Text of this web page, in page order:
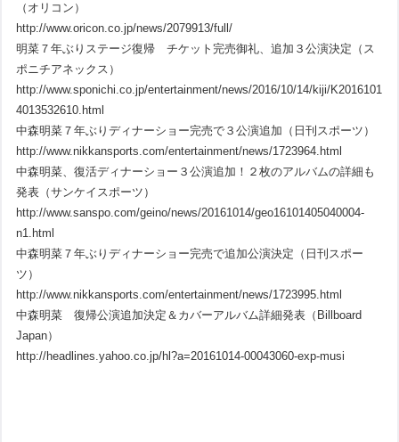
（オリコン）
http://www.oricon.co.jp/news/2079913/full/
明菜７年ぶりステージ復帰 チケット完売御礼、追加３公演決定（ス
ポニチアネックス）
http://www.sponichi.co.jp/entertainment/news/2016/10/14/kiji/K2016101
4013532610.html
中森明菜７年ぶりディナーショー完売で３公演追加（日刊スポーツ）
http://www.nikkansports.com/entertainment/news/1723964.html
中森明菜、復活ディナーショー３公演追加！２枚のアルバムの詳細も
発表（サンケイスポーツ）
http://www.sanspo.com/geino/news/20161014/geo16101405040004-
n1.html
中森明菜７年ぶりディナーショー完売で追加公演決定（日刊スポー
ツ）
http://www.nikkansports.com/entertainment/news/1723995.html
中森明菜 復帰公演追加決定＆カバーアルバム詳細発表（Billboard
Japan）
http://headlines.yahoo.co.jp/hl?a=20161014-00043060-exp-musi